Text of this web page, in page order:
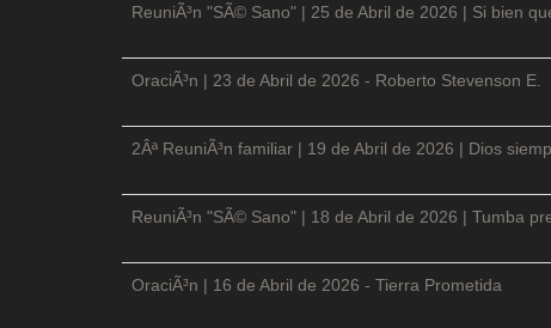
ReuniÃ³n "SÃ© Sano" | 25 de Abril de 2026 | Si bien
OraciÃ³n | 23 de Abril de 2026 - Roberto Stevenson E.
2Âª ReuniÃ³n familiar | 19 de Abril de 2026 | Dios
ReuniÃ³n "SÃ© Sano" | 18 de Abril de 2026 | Tumba
OraciÃ³n | 16 de Abril de 2026 - Tierra Prometida